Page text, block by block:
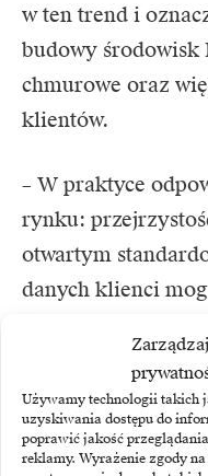
Używamy technologii takich
uzyskiwania dostępu do
poprawić jakość
reklamy. Wyrażenie zgody
w ten trend i
budowy
chmurowe oraz
klientów.
– W praktyce
rynku:
otwartym
danych klienci
uzależnienia od
oznacza to
i bezpieczeństwo
Zawadzki, Senior